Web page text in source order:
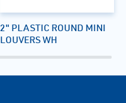
2" PLASTIC ROUND MINI
LOUVERS WH